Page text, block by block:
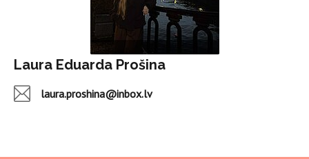
Laura Eduarda Prošina
laura.proshina@inbox.lv